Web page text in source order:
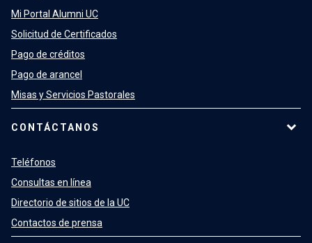
Mi Portal Alumni UC
Solicitud de Certificados
Pago de créditos
Pago de arancel
Misas y Servicios Pastorales
CONTÁCTANOS
Teléfonos
Consultas en línea
Directorio de sitios de la UC
Contactos de prensa